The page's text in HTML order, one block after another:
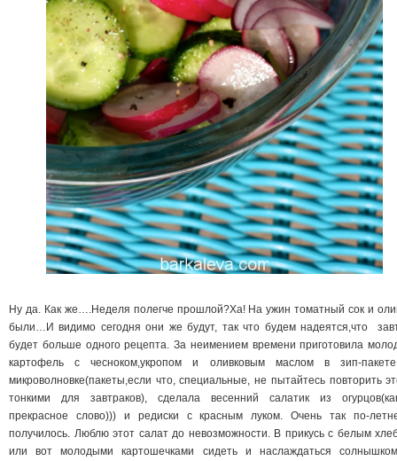
Ну да. Как же….Неделя полегче прошлой?Ха! На ужин томатный сок и
были…И видимо сегодня они же будут, так что будем надеятся,что
будет больше одного рецепта. За неимением времени приготовила
картофель с чесноком,укропом и оливковым маслом в зип-
микроволновке(пакеты,если что, специальные, не пытайтесь повторить
тонкими для завтраков), сделала весенний салатик из
прекрасное слово))) и редиски с красным луком. Очень так по-
получилось. Люблю этот салат до невозможности. В прикусь с белым
или вот молодыми картошечками сидеть и наслаждаться